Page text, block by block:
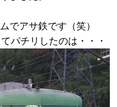
でアサ鉄です（笑）
パチリしたのは・・・